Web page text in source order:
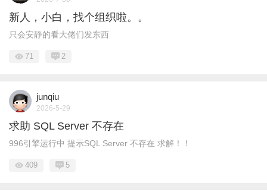
新人，小白，找个组织啦。。
只会安静的看大佬们发东西
71 2
junqiu
2026-5-29
求助 SQL Server 不存在
996引擎运行中 提示SQL Server 不存在 求解！！
409 5